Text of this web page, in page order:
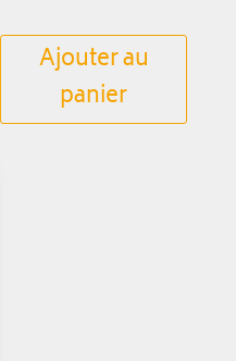
Ajouter au
panier